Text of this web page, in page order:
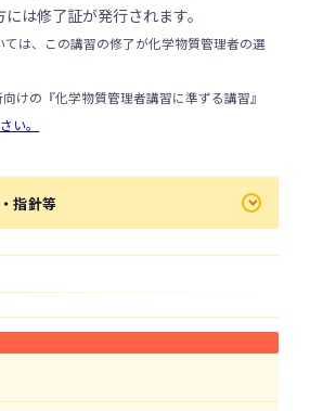
は修了証が発行されます。
は、この講習の修了が化学物質管理者の選
けの『化学物質管理者講習に準ずる講習』
い。
指針等
す
労働省告示第276号
発0714第8号「労働安全衛生規則第12
の規定に基づき厚生労働大臣が定める
する講習等の適用等について」